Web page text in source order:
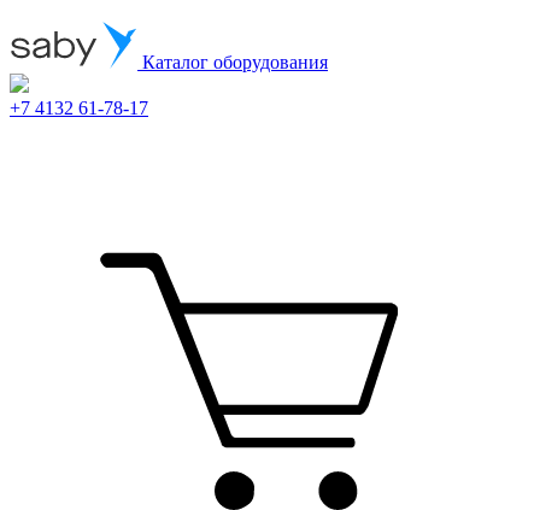
Каталог оборудования
+7 4132 61-78-17